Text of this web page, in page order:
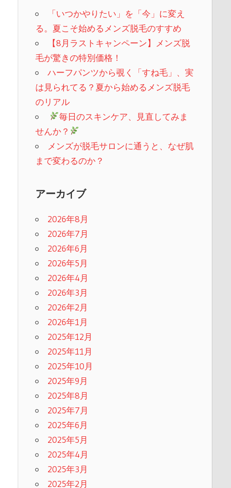
「いつかやりたい」を「今」に変え
る。夏こそ始めるメンズ脱毛のすすめ
【8月ラストキャンペーン】メンズ脱
毛が驚きの特別価格！
ハーフパンツから覗く「すね毛」、実
は見られてる？夏から始めるメンズ脱毛
のリアル
毎日のスキンケア、見直してみま
せんか？
メンズが脱毛サロンに通うと、なぜ肌
まで変わるのか？
アーカイブ
2026年8月
2026年7月
2026年6月
2026年5月
2026年4月
2026年3月
2026年2月
2026年1月
2025年12月
2025年11月
2025年10月
2025年9月
2025年8月
2025年7月
2025年6月
2025年5月
2025年4月
2025年3月
2025年2月